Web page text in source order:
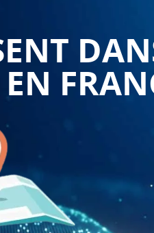
cette approche
radicalement votre
et l'automatisation
sur le tableur.
d'une façon
et les mises en
se
les formules
de données en